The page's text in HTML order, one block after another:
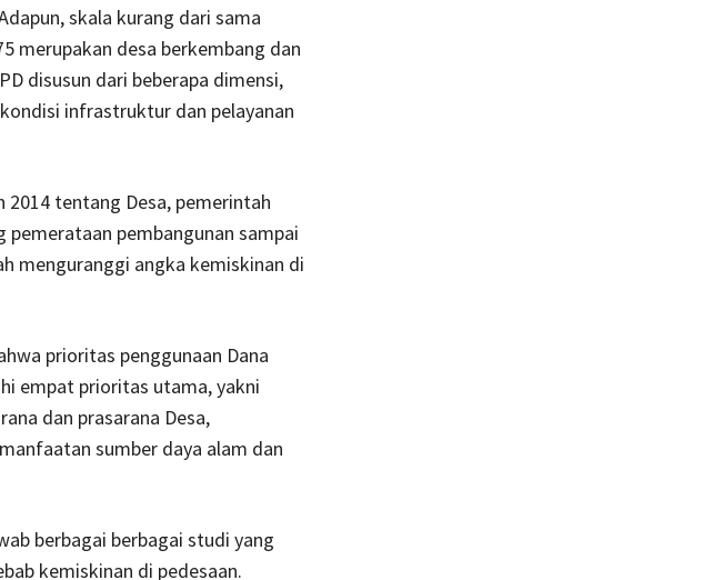
skala kurang dari sama
merupakan desa berkembang dan
disusun dari beberapa dimensi,
infrastruktur dan pelayanan
2014 tentang Desa, pemerintah
pembangunan sampai
menguranggi angka kemiskinan di
prioritas penggunaan Dana
empat prioritas utama, yakni
dan prasarana Desa,
sumber daya alam dan
berbagai berbagai studi yang
kemiskinan di pedesaan.